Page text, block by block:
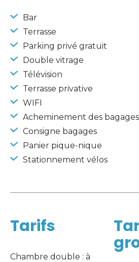
Bar
Terrasse
Parking privé gratuit
Double vitrage
Télévision
Terrasse privative
WIFI
Acheminement des bagages
Consigne bagages
Panier pique-nique
Stationnement vélos
Tarifs
Chambre double : à